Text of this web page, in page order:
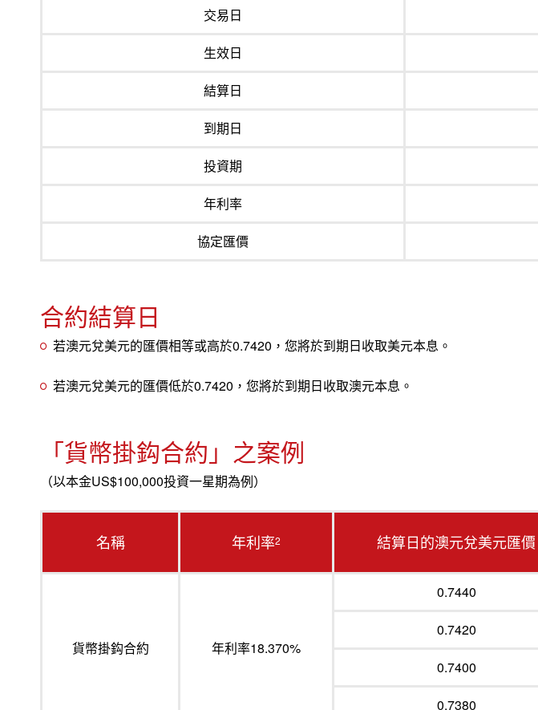
交易日
生效日
結算日
到期日
投資期
年利率
協定匯價
合約結算日
若澳元兌美元的匯價相等或高於0.7420，您將於到期日收取美元本息。
若澳元兌美元的匯價低於0.7420，您將於到期日收取澳元本息。
「貨幣掛鈎合約」之案例
（以本金US$100,000投資一星期為例）
名稱 年利率2 結算日的澳元兌美元匯價
貨幣掛鈎合約 年利率18.370%
0.7440
0.7420
0.7400
0.7380